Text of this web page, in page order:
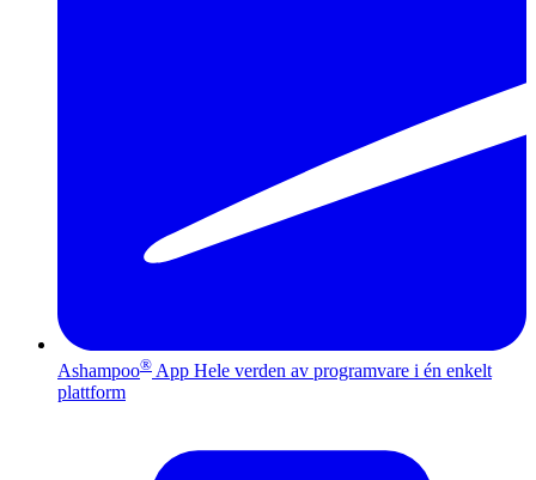
Ashampoo® App Hele verden av programvare i én enkelt
plattform